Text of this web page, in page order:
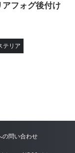
フォグ後付け
テリア
問い合わせ